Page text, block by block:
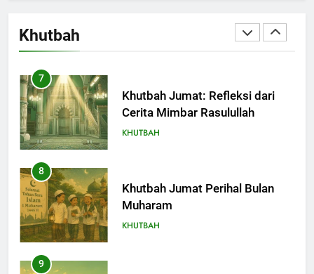
Khutbah
Khutbah Jumat: Amalan dan
Doa Orang Tua agar Anak di
Pondok Pesantren Sukses Dunia
7
Khutbah Jumat: Refleksi dari
Cerita Mimbar Rasulullah
KHUTBAH
8
Khutbah Jumat Perihal Bulan
Muharam
KHUTBAH
9